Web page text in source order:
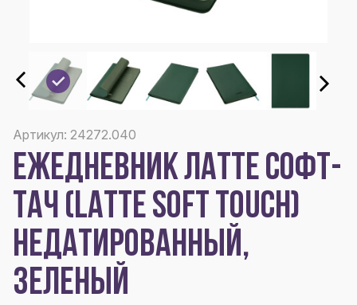
Артикул: 24272.040
ЕЖЕДНЕВНИК ЛАТТЕ СОФТ-
ТАЧ (LATTE SOFT TOUCH)
НЕДАТИРОВАННЫЙ,
ЗЕЛЕНЫЙ